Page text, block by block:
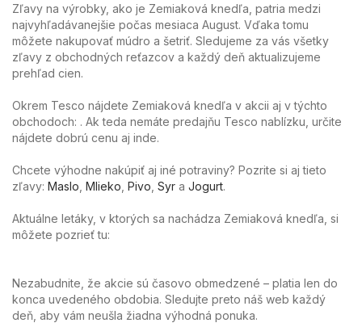
Zľavy na výrobky, ako je Zemiaková knedľa, patria medzi
najvyhľadávanejšie počas mesiaca August. Vďaka tomu
môžete nakupovať múdro a šetriť. Sledujeme za vás všetky
zľavy z obchodných reťazcov a každý deň aktualizujeme
prehľad cien.
Okrem Tesco nájdete Zemiaková knedľa v akcii aj v týchto
obchodoch: . Ak teda nemáte predajňu Tesco nablízku, určite
nájdete dobrú cenu aj inde.
Chcete výhodne nakúpiť aj iné potraviny? Pozrite si aj tieto
zľavy: Maslo Mlieko Pivo Syr a Jogurt.
Aktuálne letáky, v ktorých sa nachádza Zemiaková knedľa, si
môžete pozrieť tu:
Nezabudnite, že akcie sú časovo obmedzené – platia len do
konca uvedeného obdobia. Sledujte preto náš web každý
deň, aby vám neušla žiadna výhodná ponuka.